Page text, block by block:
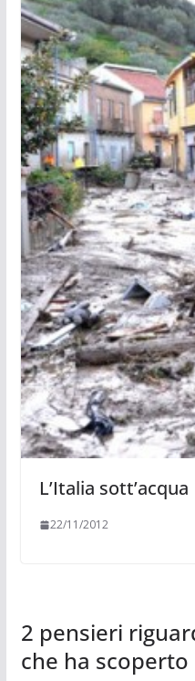
L’Italia sott’acqua
22/11/2012
2 pensieri
che ha